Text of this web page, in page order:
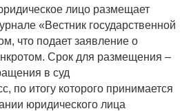
лицо размещает
«Вестник государственной
что подает заявление о
Срок для размещения –
в суд
по итогу которого принимается
юридического лица